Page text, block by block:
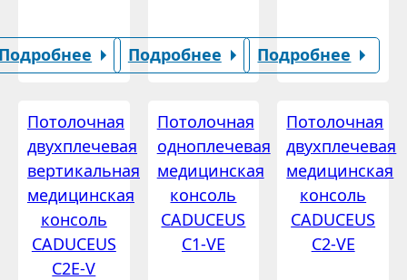
Подробнее Подробнее
Потолочная
двухплечевая
вертикальная
медицинская
консоль
CADUCEUS
C2E-V
Потолочная
одноплечевая
медицинская
консоль
CADUCEUS
C1-VE
Потолочная
двухплечевая
медицинская
консоль
CADUCEUS
C2-VE